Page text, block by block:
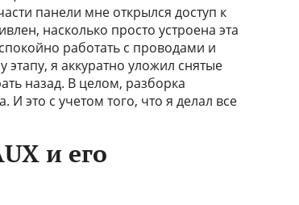
панели мне открылся доступ к
насколько просто устроена эта
работать с проводами и
я аккуратно уложил снятые
назад. В целом, разборка
это с учетом того, что я делал все
и его